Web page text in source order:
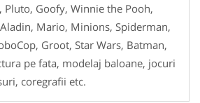
Pluto, Goofy, Winnie the Pooh,
Mario, Minions, Spiderman,
Groot, Star Wars, Batman,
pe fata, modelaj baloane, jocuri
coregrafii etc.